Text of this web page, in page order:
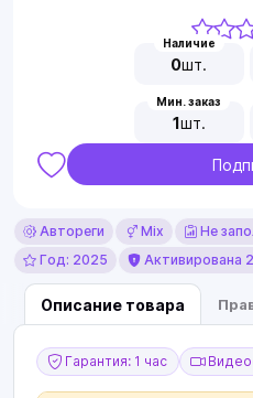
Наличие
0шт.
Мин. заказ
1шт.
Автореги Mix Не
Год: 2025
Активирована
Описание товара
Гарантия: 1 час